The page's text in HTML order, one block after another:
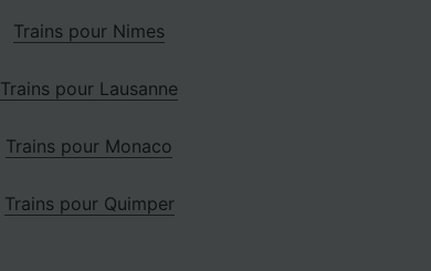
Trains pour Nimes
Trains pour Lausanne
Trains pour Monaco
Trains pour Quimper